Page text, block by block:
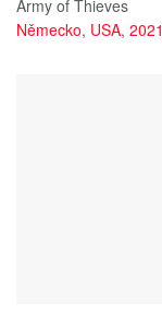
Army of Thieves
Německo, USA, 2021